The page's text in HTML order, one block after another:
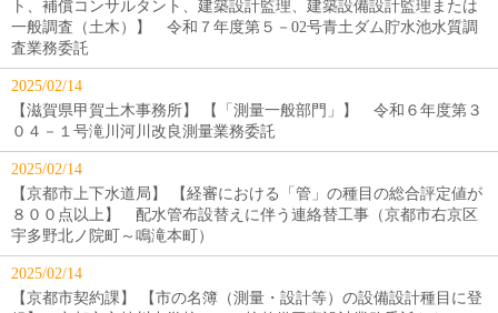
ト、補償コンサルタント、建築設計監理、建築設備設計監理または
一般調査（土木）】 令和７年度第５－02号青土ダム貯水池水質調
査業務委託
2025/02/14
【滋賀県甲賀土木事務所】 【「測量一般部門」】 令和６年度第３
０４－１号滝川河川改良測量業務委託
2025/02/14
【京都市上下水道局】 【経審における「管」の種目の総合評定値が
８００点以上】 配水管布設替えに伴う連絡替工事（京都市右京区
宇多野北ノ院町～鳴滝本町）
2025/02/14
【京都市契約課】 【市の名簿（測量・設計等）の設備設計種目に登